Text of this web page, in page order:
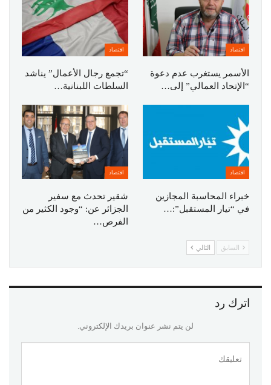
اقتصاد
الأسمر يستغرب عدم دعوة
“الإتحاد العمالي” إلى…
اقتصاد
“تجمع رجال الأعمال” يناشد
السلطات اللبنانية…
اقتصاد
خبراء المحاسبة المجازين
في “تيار المستقبل”:…
اقتصاد
شقير تحدث مع سفير
الجزائر عن: “وجود الكثير من
الفرص…
السابق التالي
اترك رد
لن يتم نشر عنوان بريدك الإلكتروني.